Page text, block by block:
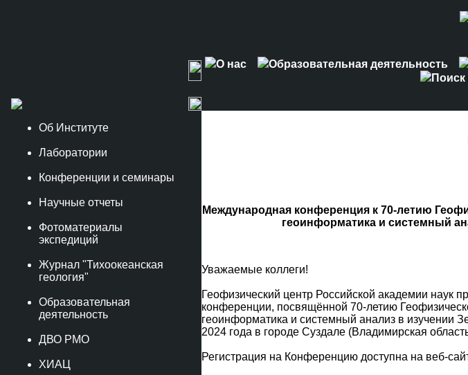
О нас Образовательная деятельность
Об Институте
Лаборатории
Конференции и семинары
Научные отчеты
Фотоматериалы
экспедиций
Журнал "Тихоокеанская
геология"
Образовательная
деятельность
ДВО РМО
ХИАЦ
Международная конференция к 70-летию
геоинформатика и системный
Уважаемые коллеги!
Геофизический центр Российской академии наук
конференции, посвящённой 70-летию
геоинформатика и системный анализ в изучении
2024 года в городе Суздале (Владимирская
Регистрация на Конференцию доступна на веб-